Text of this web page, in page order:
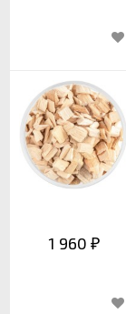
1 960 ₽